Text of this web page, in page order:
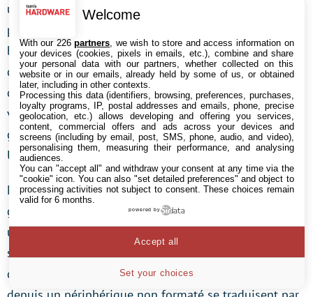
une bonne idée. Il n’empêche que le boîtier reste en
plastique et que ses performances ne sont vraiment
bonnes qu’en FireWire 1394a. S’il ne devait en rester
qu’un, nous choisirions le produit Maxtor. Certes, le
disque ne peut être empilé et il doit être utilisé
verticalement, mais le logiciel fourni, la finition, la
garantie de 5 ans et les excellentes performances sous
USB 2.0 ou Firewire nous ont séduits.
Mais nous terminerons ce comparatif sur une mise en
garde. De notre point de vue toutes les connections
utilisées – à l’exception de l’eSATA s’il n’est pas bridé –
sont trop lentes pour transférer de grandes quantités
de données. Les taux de transferts entre 30 et 40 Mo/s
Welcome
With our 226partners , we wish to store and access information on
your devices (cookies, pixels in emails, etc.), combine and share
your personal data with our partners, whether collected on this
website or in our emails, already held by some of us, or obtained
later, including in other contexts.
Processing this data (identifiers, browsing, preferences, purchases,
loyalty programs, IP, postal addresses and emails, phone, precise
geolocation, etc.) allows developing and offering you services,
content, commercial offers and ads across your devices and
screens (including by email, post, SMS, phone, audio, and video),
personalising them, measuring their performance, and analysing
audiences.
You can "accept all" and withdraw your consent at any time via the
"cookie" icon. You can also "set detailed preferences" and object to
processing activities not subject to consent. These choices remain
valid for 6 months.
powered by
Set your choices
Accept all